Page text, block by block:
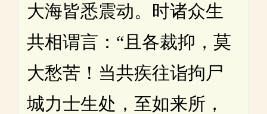
大海皆悉震动。时诸众生
共相谓言：“且各裁抑，莫
大愁苦！当共疾往诣拘尸
城力士生处，至如来所，